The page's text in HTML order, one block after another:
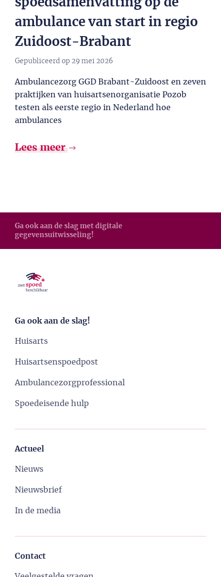
spoedsamenvatting op de
ambulance van start in regio
Zuidoost-Brabant
Gepubliceerd op 29 mei 2026
Ambulancezorg GGD Brabant-Zuidoost en zeven
praktijken van huisartsenorganisatie Pozob
testen als eerste regio in Nederland hoe
ambulances
Lees meer
Ga ook aan de slag met digitale
gegevensuitwisseling!
Ga ook aan de slag!
Huisarts
Huisartsenspoedpost
Ambulancezorgprofessional
Spoedeisende hulp
Actueel
Nieuws
Nieuwsbrief
In de media
Contact